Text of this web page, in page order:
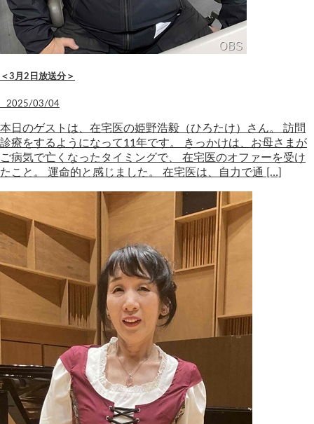
＜3月2日放送分＞
2025/03/04
本日のゲストは、在宅医の姫野浩毅（ひろたけ）さん。 訪問
診療をするようになって11年です。 きっかけは、お母さまが
ご病気で亡くなったタイミングで、 在宅医のオファーを受け
たこと。 運命的と感じました。 在宅医は、自力で通 […]